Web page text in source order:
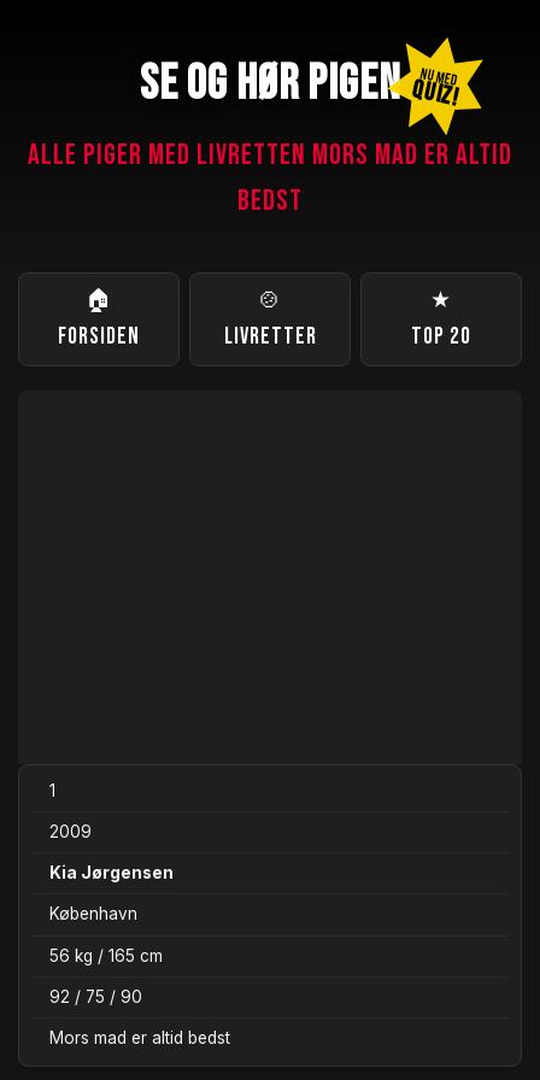
SE OG HØR PIGEN NU MED
QUIZ!
ALLE PIGER MED LIVRETTEN MORS MAD ER ALTID
BEDST
🏠
FORSIDEN
🍲
LIVRETTER
★
TOP 20
1
2009
Kia Jørgensen
København
56 kg / 165 cm
92 / 75 / 90
Mors mad er altid bedst